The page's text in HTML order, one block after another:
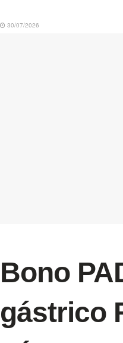
30/07/2026
Bono
gástrico